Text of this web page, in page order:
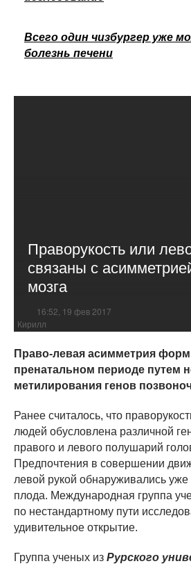
Всего один чизбургер уже
болезнь печени
Праворукость или
связаны с
мозга
16:52, 19 фев 2017
Кирилл
Право-левая асимметрия
пренатальном периоде путем
метилирования генов
Ранее считалось, что
людей обусловлена различной
правого и левого полушарий
Предпочтения в совершении
левой рукой обнаруживались
плода. Международная группа
по нестандартному пути
удивительное открытие.
Группа ученых из Рурского